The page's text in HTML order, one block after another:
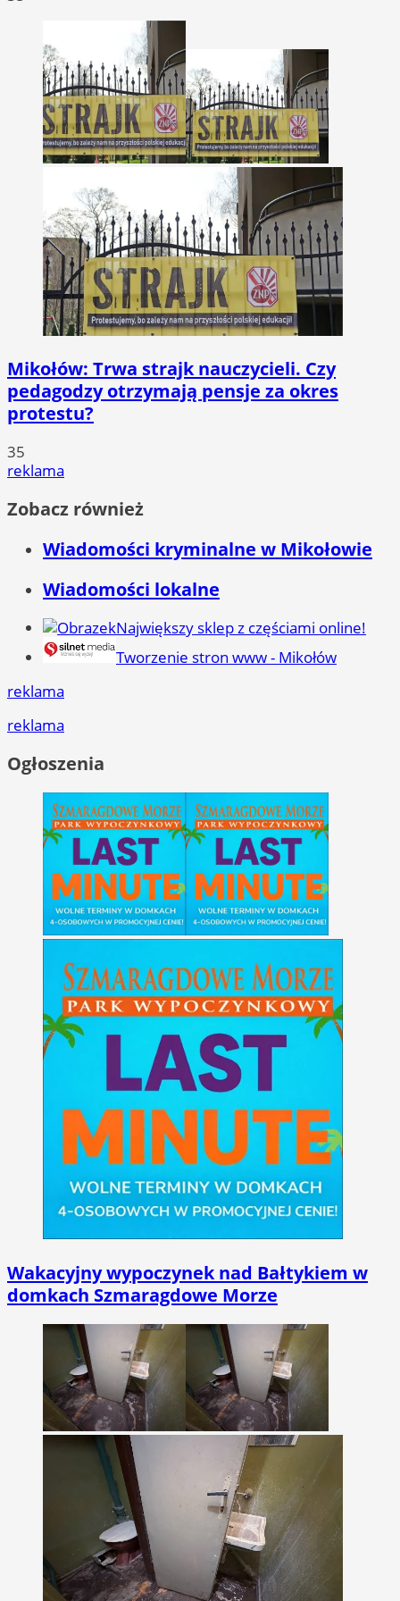
Mikołów: Trwa strajk nauczycieli. Czy
pedagodzy otrzymają pensje za okres
protestu?
35
reklama
Zobacz również
Wiadomości kryminalne w Mikołowie
Wiadomości lokalne
Największy sklep z częściami online!
Tworzenie stron www - Mikołów
reklama
reklama
Ogłoszenia
Wakacyjny wypoczynek nad Bałtykiem w
domkach Szmaragdowe Morze